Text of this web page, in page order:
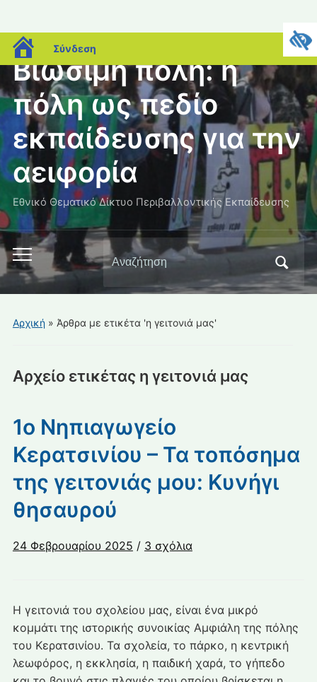
blogs.sch.gr
Σύνδεση
Βιώσιμη πόλη: η
πόλη ως πεδίο
εκπαίδευσης για την
αειφορία
Εθνικό Θεματικό Δίκτυο Περιβαλλοντικής Εκπαίδευσης
Εναλλαγή
του
μενού
για
Αναζήτηση
για:
Αρχική» Άρθρα με ετικέτα 'η γειτονιά μας'
Αρχείο ετικέτας η γειτονιά μας
1ο Νηπιαγωγείο
Κερατσινίου – Τα τοπόσημα
της γειτονιάς μου: Κυνήγι
θησαυρού
24 Φεβρουαρίου 2025 / 3 σχόλιαστο
–
Τα
τοπόσημα
της
Η γειτονιά του σχολείου μας, είναι ένα μικρό
κομμάτι της ιστορικής συνοικίας Αμφιάλη της πόλης
του Κερατσινίου. Τα σχολεία, το πάρκο, η κεντρική
λεωφόρος, η εκκλησία, η παιδική χαρά, το γήπεδο